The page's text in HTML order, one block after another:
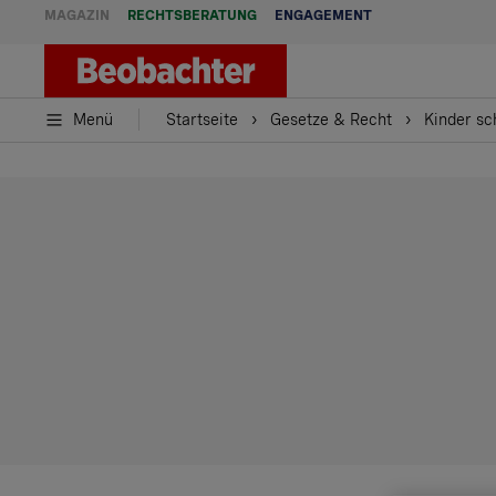
MAGAZIN RECHTSBERATUNG ENGAGEMENT
Menü Startseite Gesetze & Recht Kinder